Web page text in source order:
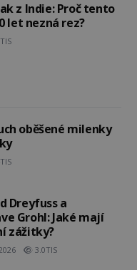
z Indie: Proč tento
let nezná rez?
oběšené milenky
Dreyfuss a
Grohl: Jaké mají
zážitky?
3.0TIS